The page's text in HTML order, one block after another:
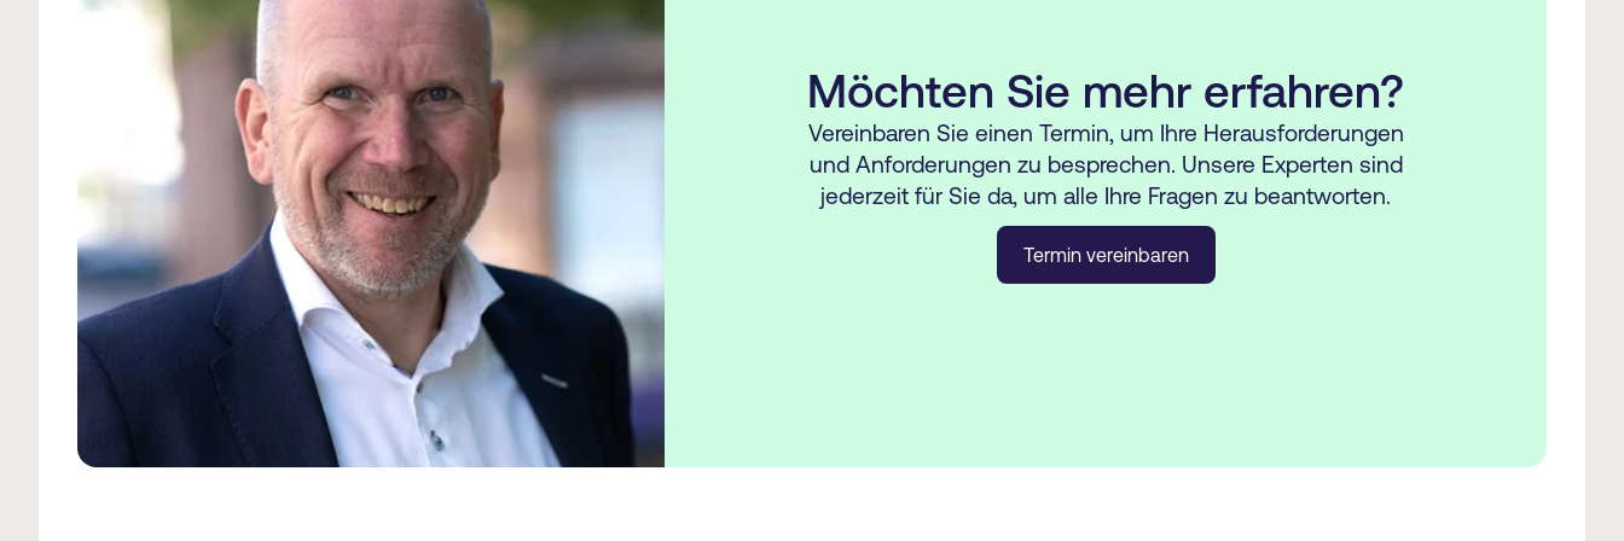
Möchten Sie mehr erfahren?
Vereinbaren Sie einen Termin, um Ihre Herausforderungen
und Anforderungen zu besprechen. Unsere Experten sind
jederzeit für Sie da, um alle Ihre Fragen zu beantworten.
Termin vereinbaren